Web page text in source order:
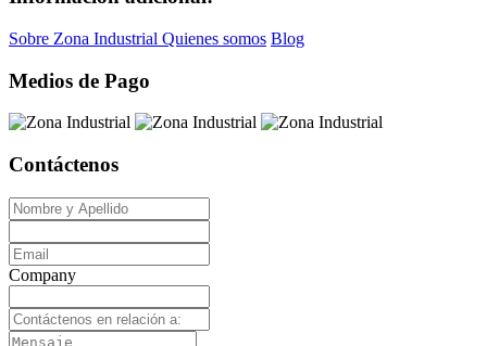
Sobre Zona Industrial Quienes somos Blog
Medios de Pago
Contáctenos
Company